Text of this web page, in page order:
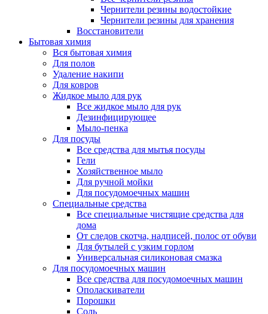
Чернители резины водостойкие
Чернители резины для хранения
Восстановители
Бытовая химия
Вся бытовая химия
Для полов
Удаление накипи
Для ковров
Жидкое мыло для рук
Все жидкое мыло для рук
Дезинфицирующее
Мыло-пенка
Для посуды
Все средства для мытья посуды
Гели
Хозяйственное мыло
Для ручной мойки
Для посудомоечных машин
Специальные средства
Все специальные чистящие средства для
дома
От следов скотча, надписей, полос от обуви
Для бутылей с узким горлом
Универсальная силиконовая смазка
Для посудомоечных машин
Все средства для посудомоечных машин
Ополаскиватели
Порошки
Соль